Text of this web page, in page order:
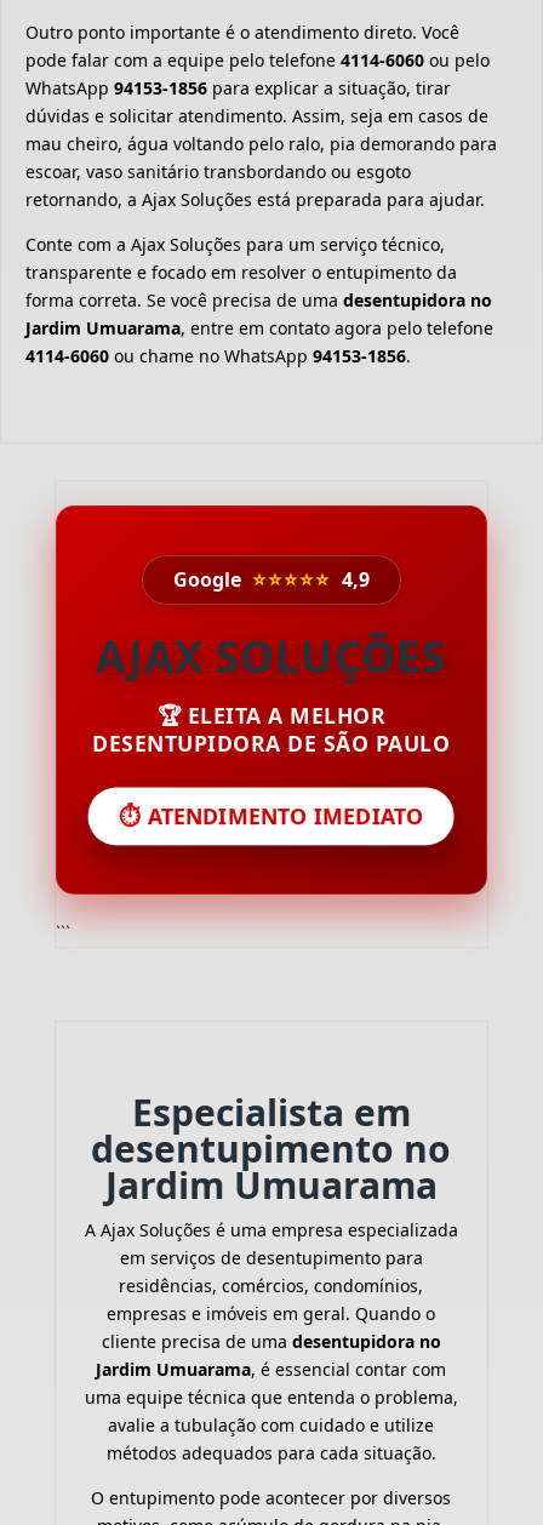
Outro ponto importante é o atendimento direto. Você
pode falar com a equipe pelo telefone 4114-6060 ou pelo
WhatsApp 94153-1856 para explicar a situação, tirar
dúvidas e solicitar atendimento. Assim, seja em casos de
mau cheiro, água voltando pelo ralo, pia demorando para
escoar, vaso sanitário transbordando ou esgoto
retornando, a Ajax Soluções está preparada para ajudar.
Conte com a Ajax Soluções para um serviço técnico,
transparente e focado em resolver o entupimento da
forma correta. Se você precisa de uma desentupidora no
Jardim Umuarama, entre em contato agora pelo telefone
4114-6060 ou chame no WhatsApp 94153-1856.
Google ⭐⭐⭐⭐⭐ 4,9
AJAX SOLUÇÕES
🏆 ELEITA A MELHOR
DESENTUPIDORA DE SÃO PAULO
⏱️ ATENDIMENTO IMEDIATO
```
Especialista em
desentupimento no
Jardim Umuarama
A Ajax Soluções é uma empresa especializada
em serviços de desentupimento para
residências, comércios, condomínios,
empresas e imóveis em geral. Quando o
cliente precisa de uma desentupidora no
Jardim Umuarama, é essencial contar com
uma equipe técnica que entenda o problema,
avalie a tubulação com cuidado e utilize
métodos adequados para cada situação.
O entupimento pode acontecer por diversos